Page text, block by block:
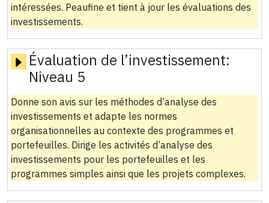
intéressées. Peaufine et tient à jour les évaluations des
investissements.
Évaluation de l’investissement:
Niveau 5
Donne son avis sur les méthodes d’analyse des
investissements et adapte les normes
organisationnelles au contexte des programmes et
portefeuilles. Dirige les activités d’analyse des
investissements pour les portefeuilles et les
programmes simples ainsi que les projets complexes.